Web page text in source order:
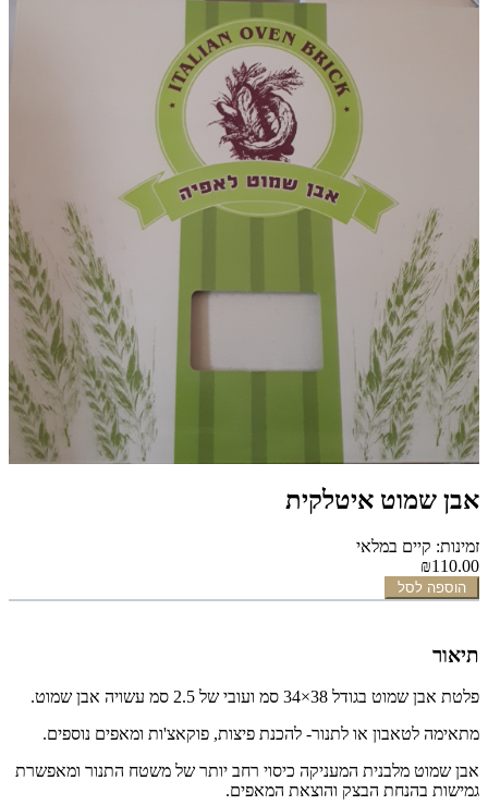
אבן שמוט איטלקית
זמינות: קיים במלאי
₪110.00
הוספה לסל
תיאור
פלטת אבן שמוט בגודל
מתאימה לטאבון או לתנור- להכנת פיצות, פוקאצ'ות ומאפים נוספים.
אבן שמוט מלבנית המעניקה כיסוי רחב יותר של משטח התנור ומאפשרת
גמישות בהנחת הבצק והוצאת המאפים.